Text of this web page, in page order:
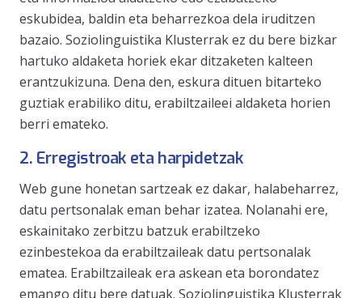
eskubidea, baldin eta beharrezkoa dela iruditzen
bazaio. Soziolinguistika Klusterrak ez du bere bizkar
hartuko aldaketa horiek ekar ditzaketen kalteen
erantzukizuna. Dena den, eskura dituen bitarteko
guztiak erabiliko ditu, erabiltzaileei aldaketa horien
berri emateko.
2. Erregistroak eta harpidetzak
Web gune honetan sartzeak ez dakar, halabeharrez,
datu pertsonalak eman behar izatea. Nolanahi ere,
eskainitako zerbitzu batzuk erabiltzeko
ezinbestekoa da erabiltzaileak datu pertsonalak
ematea. Erabiltzaileak era askean eta borondatez
emango ditu bere datuak. Soziolinguistika Klusterrak